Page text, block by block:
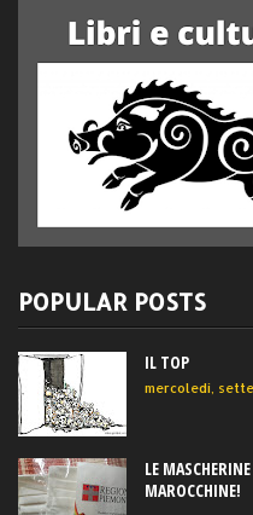
POPULAR POSTS
IL TOP
mercoledì,
LE
MAROCCHINE!